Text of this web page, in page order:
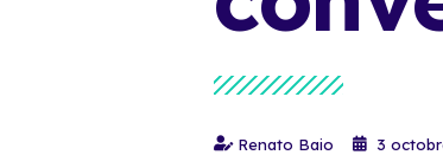
Renato Baio 3